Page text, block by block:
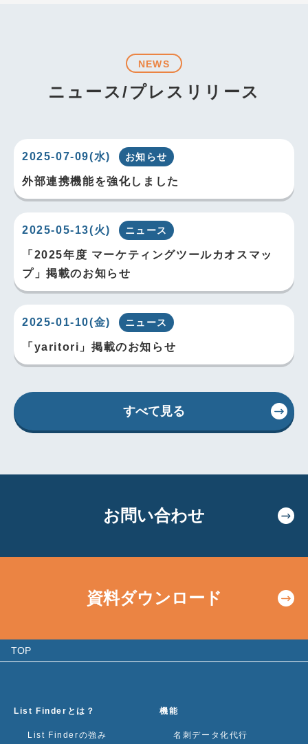
NEWS
ニュース/プレスリリース
2025-07-09(水) お知らせ
外部連携機能を強化しました
2025-05-13(火) ニュース
「2025年度 マーケティングツールカオスマッ
プ」掲載のお知らせ
2025-01-10(金) ニュース
「yaritori」掲載のお知らせ
すべて見る
お問い合わせ
資料ダウンロード
TOP
List Finderとは？
List Finderの強み
機能
名刺データ化代行